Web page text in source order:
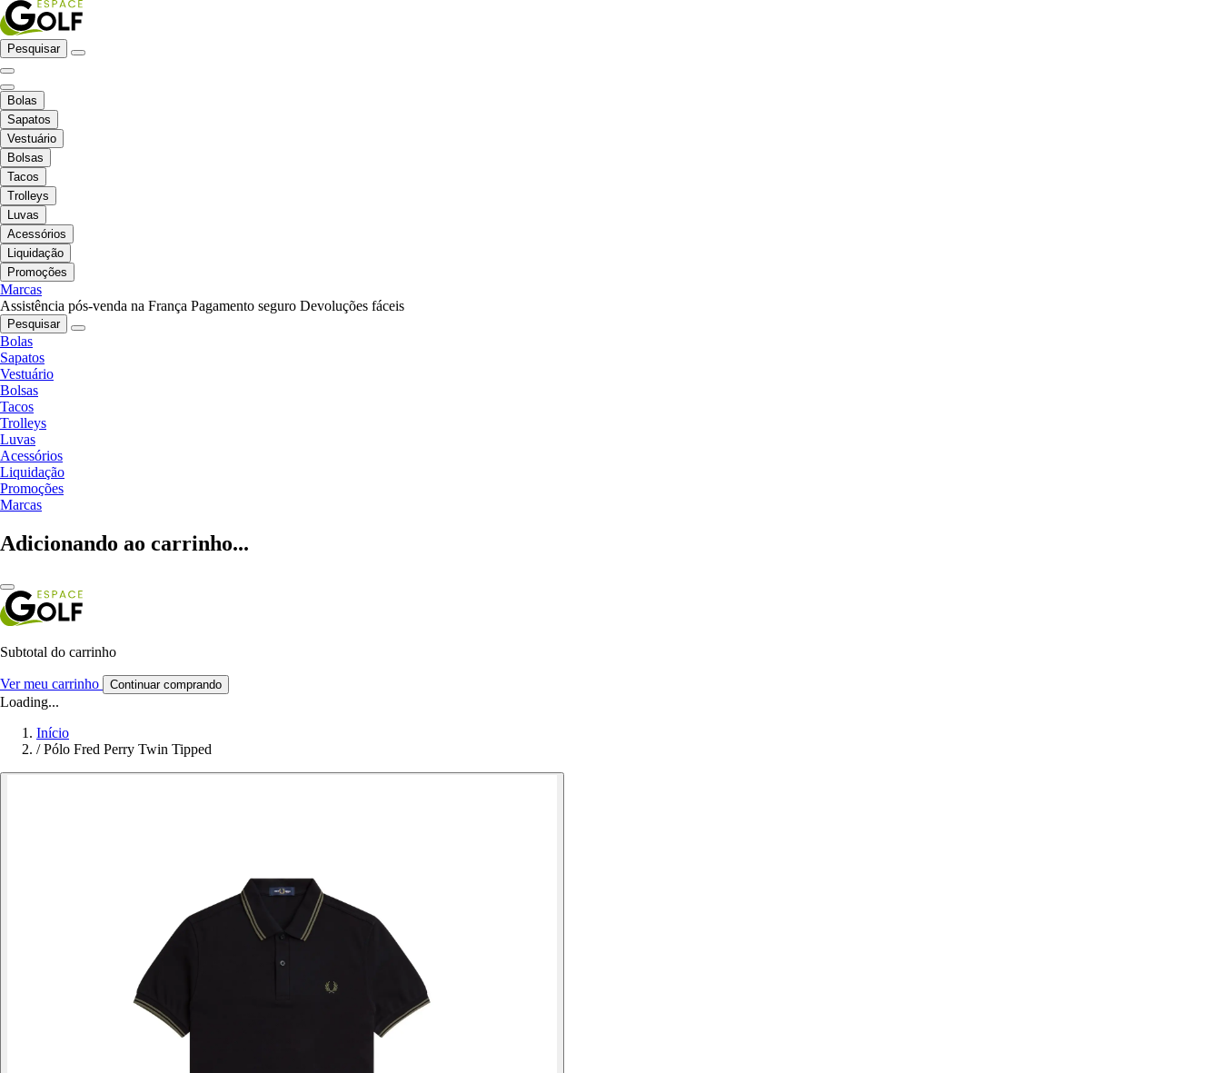
Pesquisar
Bolas
Sapatos
Vestuário
Bolsas
Tacos
Trolleys
Luvas
Acessórios
Liquidação
Promoções
Marcas
Assistência pós-venda na França Pagamento seguro Devoluções fáceis
Pesquisar
Bolas
Sapatos
Vestuário
Bolsas
Tacos
Trolleys
Luvas
Acessórios
Liquidação
Promoções
Marcas
Adicionando ao carrinho...
Subtotal do carrinho
Ver meu carrinho Continuar comprando
Loading...
Início
/ Pólo Fred Perry Twin Tipped